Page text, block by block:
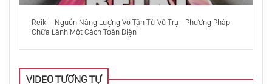
Máy Tính Lượng Tử Đảo Ngược Thời Gian
Không-Thời Gian Là Gì?
Reiki - Nguồn Năng Lượng Vô Tận Từ Vũ Trụ - Phương Pháp
Chữa Lành Một Cách Toàn Diện
VIDEO TƯƠNG TỰ